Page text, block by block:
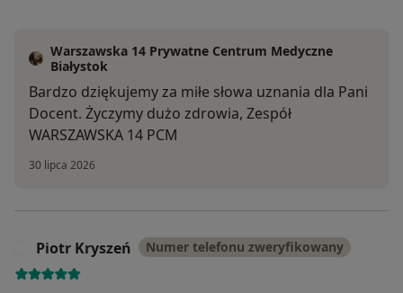
Warszawska 14 Prywatne Centrum Medyczne
Białystok
Bardzo dziękujemy za miłe słowa uznania dla Pani
Docent. Życzymy dużo zdrowia, Zespół
WARSZAWSKA 14 PCM
30 lipca 2026
Piotr Kryszeń Numer telefonu zweryfikowany